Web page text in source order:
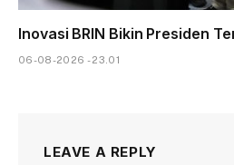
Inovasi BRIN Bikin Presiden
06-08-2026 - 23.01
LEAVE A REPLY